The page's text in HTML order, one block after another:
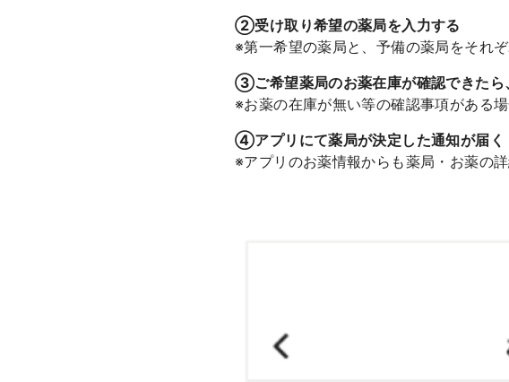
②受け取り希望の薬局を入力する
※第一希望の薬局と、予備の薬局をそれ
③ご希望薬局のお薬在庫が確認できたら
※お薬の在庫が無い等の確認事項がある
④アプリにて薬局が決定した通知が届く
※アプリのお薬情報からも薬局・お薬の